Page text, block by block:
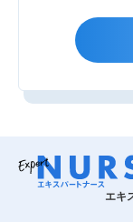
エキ